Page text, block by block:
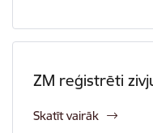
ZM reģistrēti
Skatīt vairāk